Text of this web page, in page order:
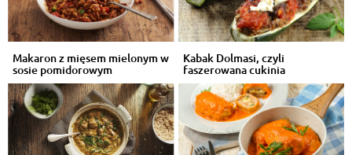
Makaron z mięsem mielonym w
sosie pomidorowym
Kabak Dolmasi, czyli
faszerowana cukinia